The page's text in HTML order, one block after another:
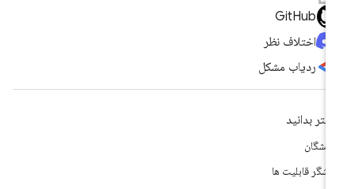
GitHub
اختلاف نظر
ردیاب مشکل
بدانید
قابلیت ها